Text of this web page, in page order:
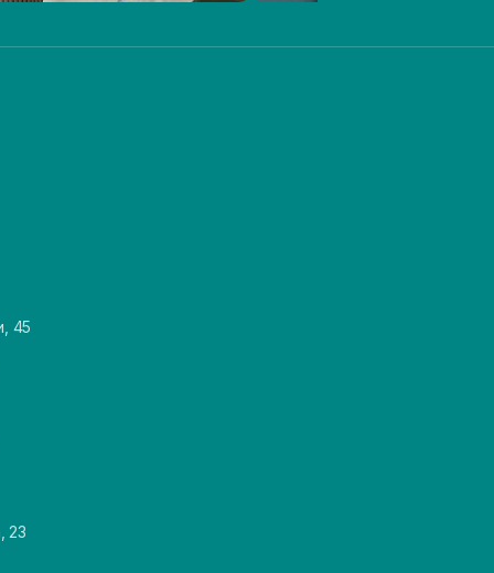
45
23